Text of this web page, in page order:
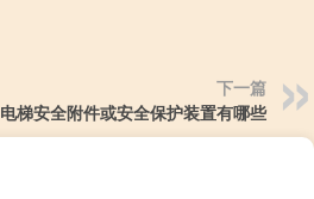
下一篇
电梯安全附件或安全保护装置有哪些